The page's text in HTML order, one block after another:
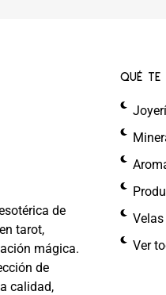
de
tarot,
mágica.
de
calidad,
QUÉ TE
Ver